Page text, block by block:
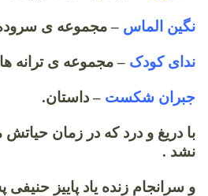
نگین الماس – مجموعه ی
ندای کودک – مجموعه ی ترانه
جبران شکست – داستان.
با دریغ و درد که در زمان
نشد .
و سرانجام زنده یاد پاییز